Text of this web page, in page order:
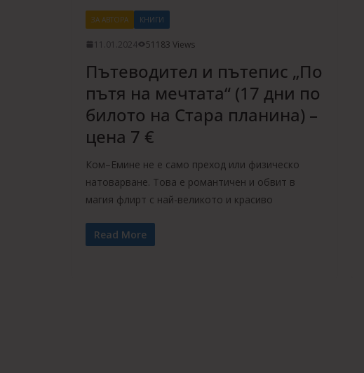
ЗА АВТОРА КНИГИ
11.01.2024 51183 Views
Пътеводител и пътепис „По
пътя на мечтата“ (17 дни по
билото на Стара планина) –
цена 7 €
Ком–Емине не е само преход или физическо
натоварване. Това е романтичен и обвит в
магия флирт с най-великото и красиво
Read More